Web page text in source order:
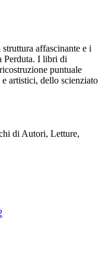
affascinante e i
Perduta. I libri di
puntuale
artistici, dello scienziato
di Autori, Letture,